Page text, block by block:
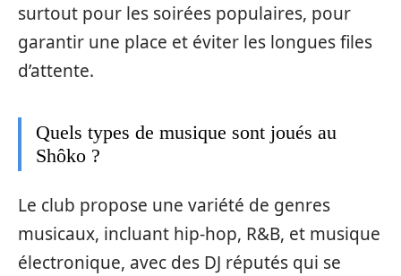
surtout pour les soirées populaires, pour
garantir une place et éviter les longues files
d’attente.
Quels types de musique sont joués au
Shôko ?
Le club propose une variété de genres
musicaux, incluant hip-hop, R&B, et musique
électronique, avec des DJ réputés qui se